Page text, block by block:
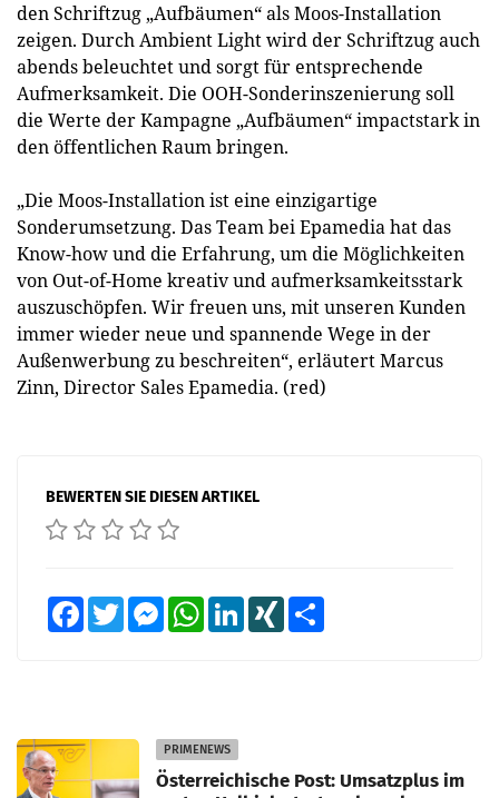
den Schriftzug „Aufbäumen“ als Moos-Installation
zeigen. Durch Ambient Light wird der Schriftzug auch
abends beleuchtet und sorgt für entsprechende
Aufmerksamkeit. Die OOH-Sonderinszenierung soll
die Werte der Kampagne „Aufbäumen“ impactstark in
den öffentlichen Raum bringen.
„Die Moos-Installation ist eine einzigartige
Sonderumsetzung. Das Team bei Epamedia hat das
Know-how und die Erfahrung, um die Möglichkeiten
von Out-of-Home kreativ und aufmerksamkeitsstark
auszuschöpfen. Wir freuen uns, mit unseren Kunden
immer wieder neue und spannende Wege in der
Außenwerbung zu beschreiten“, erläutert Marcus
Zinn, Director Sales Epamedia. (red)
BEWERTEN SIE DIESEN ARTIKEL
FacebookTwitter MessengerWhatsAppLinkedInXING
PRIMENEWS
Österreichische Post: Umsatzplus im